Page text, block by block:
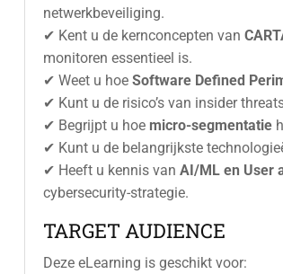
netwerkbeveiliging.
✔ Kent u de kernconcepten van
monitoren essentieel is.
✔ Weet u hoe Software Defined
✔ Kunt u de risico’s van insider
✔ Begrijpt u hoe micro-segmentatie
✔ Kunt u de belangrijkste
✔ Heeft u kennis van AI/ML en User
cybersecurity-strategie.
TARGET AUDIENCE
Deze eLearning is geschikt voor: